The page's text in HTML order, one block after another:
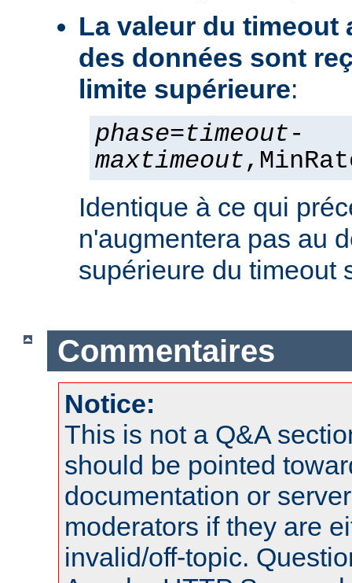
La valeur du timeout
des données sont
limite supérieure:
phase=timeout-
maxtimeout
Identique à ce qui
n'augmentera pas au
supérieure du timeout
Commentaires
Notice:
This is not a Q&A
should be pointed
documentation or
moderators if they are
invalid/off-topic.